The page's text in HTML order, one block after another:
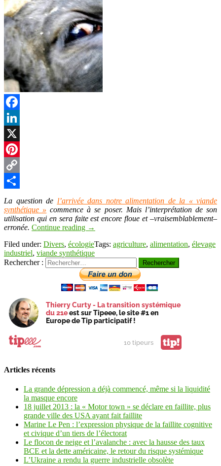
Facebook
LinkedIn
X
Pinterest
Copy
Link
Partager
La question de l’arrivée dans notre alimentation de la « viande
synthétique » commence à se poser. Mais l’interprétation de son
utilisation qui en sera faite est encore floue et –vraisemblablement–
erronée. Continue reading →
Filed under: Divers, écologieTags: agriculture, alimentation, élevage
industriel, viande synthétique
Rechercher :
Thierry Curty - La transition systémique
du 21eest sur Tipeee, le site #1 en
Europe de Tip participatif !
10 tipeurs tip!
Articles récents
La grande dépression a déjà commencé, même si la liquidité
la masque encore
18 juillet 2013 : la « Motor town » se déclare en faillite, plus
grande ville des USA ayant fait faillite
Marine Le Pen : l’expression physique de la faillite cognitive
et civique d’un tiers de l’électorat
Le flocon de neige et l’avalanche : avec la hausse des taux
BCE et la dette américaine, le retour du risque systémique
L’Ukraine a rendu la guerre industrielle obsolète